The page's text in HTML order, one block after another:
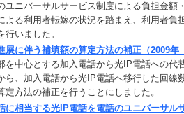
ニバーサルサービス制度による負担金額
よる利用者転嫁の状況を踏まえ、利用者
行いました。
展に伴う補填額の算定方法の補正（2009年
中心とする加入電話から光IP電話への代
ら、加入電話から光IP電話へ移行した回
定方法の補正を行うことにしました。
に相当する光IP電話を電話のユニバーサル